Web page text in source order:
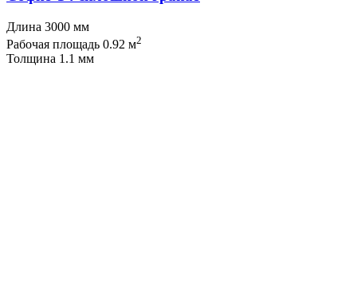
Длина 3000 мм
Рабочая площадь 0.92 м2
Толщина 1.1 мм